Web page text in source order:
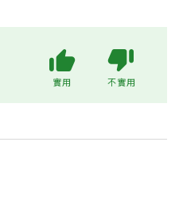
實用 不實用